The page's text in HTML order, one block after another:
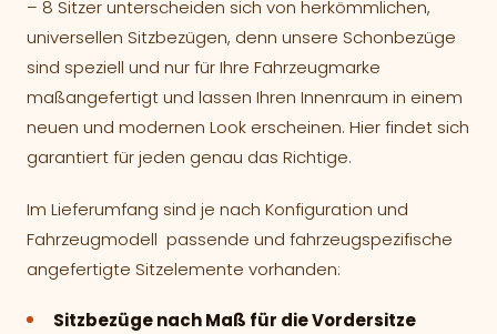
– 8 Sitzer unterscheiden sich von herkömmlichen,
universellen Sitzbezügen, denn unsere Schonbezüge
sind speziell und nur für Ihre Fahrzeugmarke
maßangefertigt und lassen Ihren Innenraum in einem
neuen und modernen Look erscheinen. Hier findet sich
garantiert für jeden genau das Richtige.
Im Lieferumfang sind je nach Konfiguration und
Fahrzeugmodell passende und fahrzeugspezifische
angefertigte Sitzelemente vorhanden:
Sitzbezüge nach Maß für die Vordersitze